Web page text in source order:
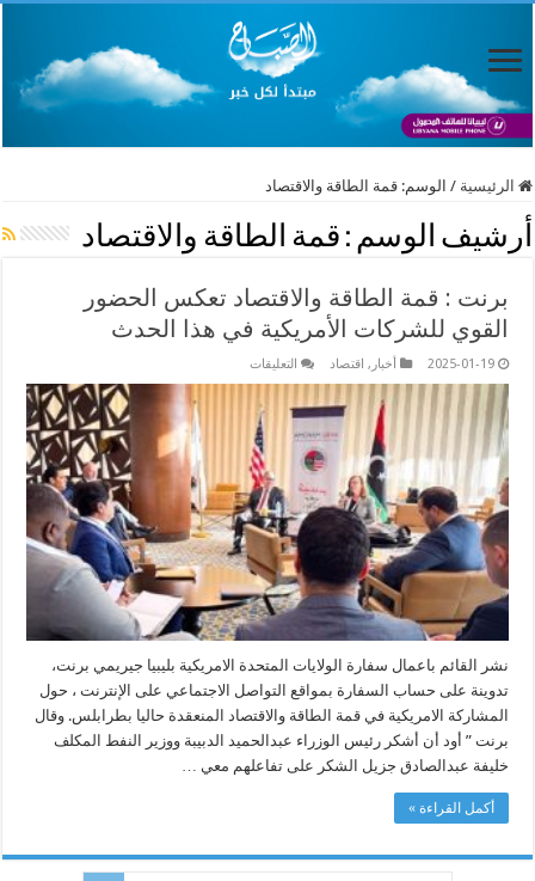
الرئيسية / الوسم:قمة الطاقة والاقتصاد
أرشيف الوسم : قمة الطاقة والاقتصاد
برنت : قمة الطاقة والاقتصاد تعكس الحضور
القوي للشركات الأمريكية في هذا الحدث
2025-01-19 أخبار , اقتصاد التعليقات
الحضور
القوي
للشركات
الأمريكية
في
هذا
الحدث
مغلقة
نشر القائم باعمال سفارة الولايات المتحدة الامريكية بليبيا جيريمي برنت،
تدوينة على حساب السفارة بمواقع التواصل الاجتماعي على الإنترنت ، حول
المشاركة الامريكية في قمة الطاقة والاقتصاد المنعقدة حاليا بطرابلس. وقال
برنت ” أود أن أشكر رئيس الوزراء عبدالحميد الدبيبة ووزير النفط المكلف
خليفة عبدالصادق جزيل الشكر على تفاعلهم معي …
أكمل القراءة »